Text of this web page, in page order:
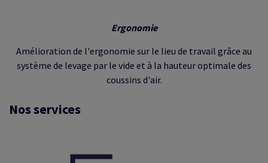
Ergonomie
Amélioration de l'ergonomie sur le lieu de travail grâce au
système de levage par le vide et à la hauteur optimale des
coussins d'air.
Nos services